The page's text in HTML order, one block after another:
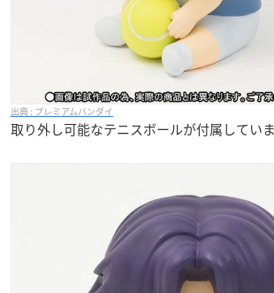
プレミアムバンダイ
取り外し可能なテニスボールが付属していま